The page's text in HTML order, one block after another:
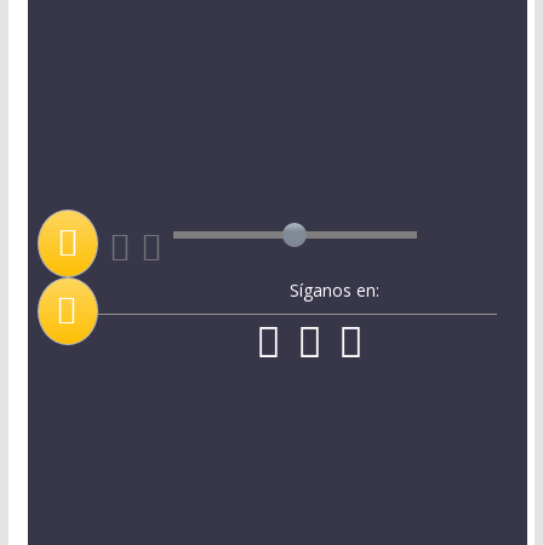
Síganos en: